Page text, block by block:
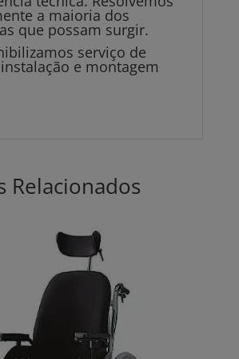
a maioria dos
que possam surgir.
serviço de
e montagem
Relacionados